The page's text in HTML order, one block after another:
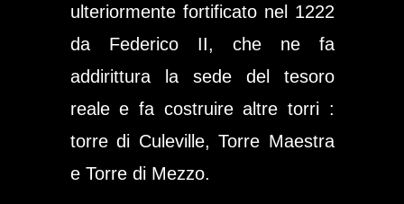
ulteriormente fortificato nel 1222
da Federico II, che ne fa
addirittura la sede del tesoro
reale e fa costruire altre torri :
torre di Culeville, Torre Maestra
e Torre di Mezzo.